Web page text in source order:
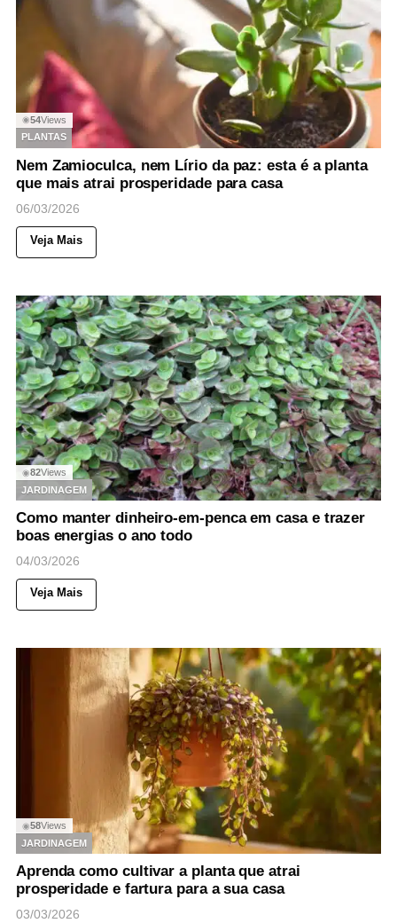
◉54Views
PLANTAS
Nem Zamioculca, nem Lírio da paz: esta é a planta
que mais atrai prosperidade para casa
06/03/2026
Veja Mais
◉82Views
JARDINAGEM
Como manter dinheiro-em-penca em casa e trazer
boas energias o ano todo
04/03/2026
Veja Mais
◉58Views
JARDINAGEM
Aprenda como cultivar a planta que atrai
prosperidade e fartura para a sua casa
03/03/2026